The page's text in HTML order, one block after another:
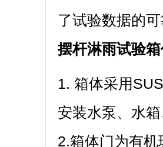
了试验数据的可
摆杆淋雨试验
1. 箱体采用
安装水泵、水箱
2.箱体门为有机